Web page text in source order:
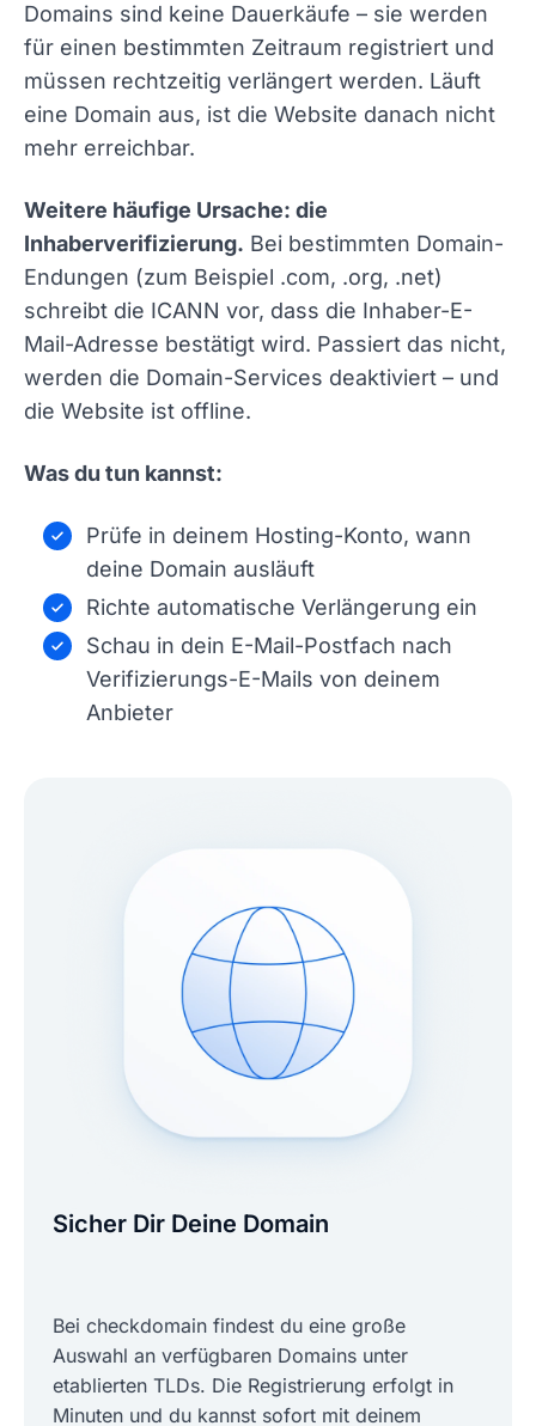
Domains sind keine Dauerkäufe – sie werden
für einen bestimmten Zeitraum registriert und
müssen rechtzeitig verlängert werden. Läuft
eine Domain aus, ist die Website danach nicht
mehr erreichbar.
Weitere häufige Ursache: die
Inhaberverifizierung. Bei bestimmten Domain-
Endungen (zum Beispiel .com, .org, .net)
schreibt die ICANN vor, dass die Inhaber-E-
Mail-Adresse bestätigt wird. Passiert das nicht,
werden die Domain-Services deaktiviert – und
die Website ist offline.
Was du tun kannst:
Prüfe in deinem Hosting-Konto, wann
deine Domain ausläuft
Richte automatische Verlängerung ein
Schau in dein E-Mail-Postfach nach
Verifizierungs-E-Mails von deinem
Anbieter
Sicher Dir Deine Domain
Bei checkdomain findest du eine große
Auswahl an verfügbaren Domains unter
etablierten TLDs. Die Registrierung erfolgt in
Minuten und du kannst sofort mit deinem